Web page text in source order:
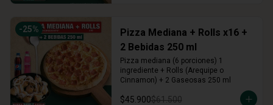
-25%
Pizza Mediana + Rolls x16 +
2 Bebidas 250 ml
Pizza mediana (6 porciones) 1
ingrediente + Rolls (Arequipe o
Cinnamon) + 2 Gaseosas 250 ml
$45.900$61.500